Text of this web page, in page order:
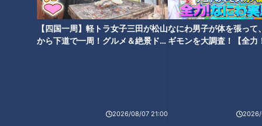
【四国一周】軽トラ女子三田が松山
から下道で一周！グルメ＆絶景ドラ
2026/08/07 21:00
なにわ男子が体を張って
ギモンを大調査！【全力
2026/
大谷翔平選手が高校時代に訪れ
た“パワースポット”！三重・熊
野市の世界遺産「花の窟神社」
約“90kg”の天然本マグロを直
送！？家で本格的な漬けマグロ
が味わえる“お手軽シリーズ”と